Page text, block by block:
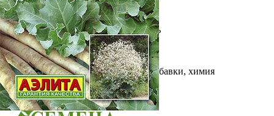
Посадочный материал
Садовый инструмент, инвентарь
Консервирование
Средства защиты, удобрения, добавки, химия
Обустройство сада, декор